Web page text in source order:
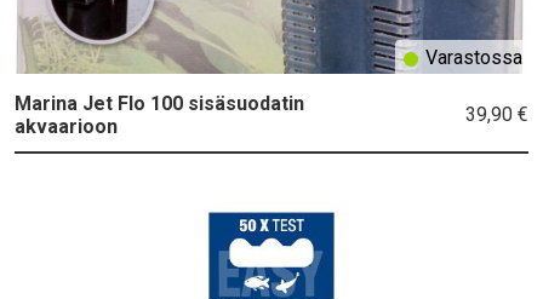
Marina Jet Flo 100 sisäsuodatin
akvaarioon
39,90 €
Varastossa